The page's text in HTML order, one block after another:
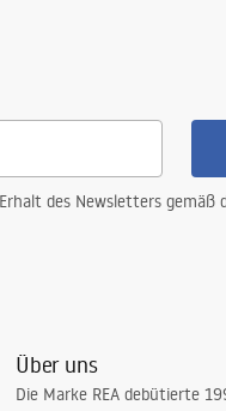
des Newsletters gemäß
Über uns
Die Marke REA debütierte